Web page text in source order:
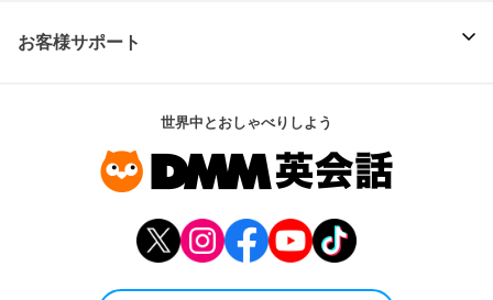
お客様サポート
世界中とおしゃべりしよう